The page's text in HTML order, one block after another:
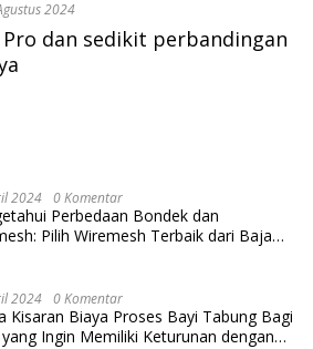
2024
Pro dan sedikit perbandingan
2024 0 Komentar
Perbedaan Bondek dan
Pilih Wiremesh Terbaik dari Baja
2024 0 Komentar
Kisaran Biaya Proses Bayi Tabung Bagi
Ingin Memiliki Keturunan dengan